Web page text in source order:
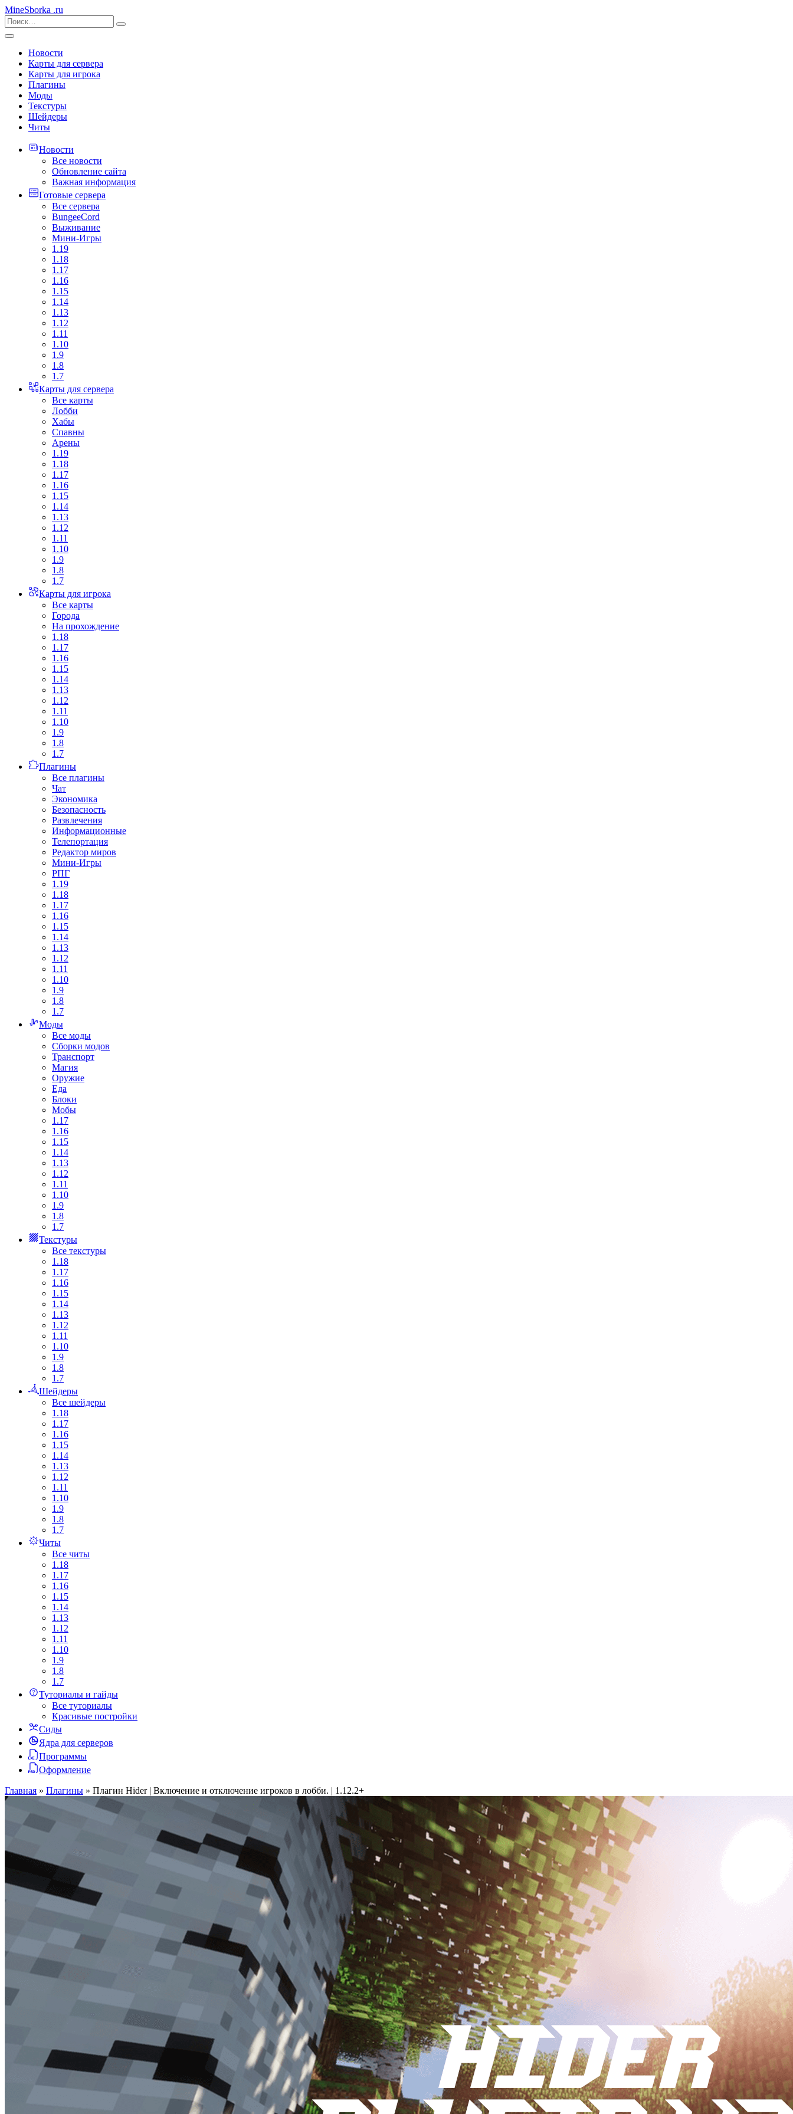
MineSborka .ru
Новости
Карты для сервера
Карты для игрока
Плагины
Моды
Текстуры
Шейдеры
Читы
Новости
Все новости
Обновление сайта
Важная информация
Готовые сервера
Все сервера
BungeeCord
Выживание
Мини-Игры
1.19
1.18
1.17
1.16
1.15
1.14
1.13
1.12
1.11
1.10
1.9
1.8
1.7
Карты для сервера
Все карты
Лобби
Хабы
Спавны
Арены
1.19
1.18
1.17
1.16
1.15
1.14
1.13
1.12
1.11
1.10
1.9
1.8
1.7
Карты для игрока
Все карты
Города
На прохождение
1.18
1.17
1.16
1.15
1.14
1.13
1.12
1.11
1.10
1.9
1.8
1.7
Плагины
Все плагины
Чат
Экономика
Безопасность
Развлечения
Информационные
Телепортация
Редактор миров
Мини-Игры
РПГ
1.19
1.18
1.17
1.16
1.15
1.14
1.13
1.12
1.11
1.10
1.9
1.8
1.7
Моды
Все моды
Сборки модов
Транспорт
Магия
Оружие
Еда
Блоки
Мобы
1.17
1.16
1.15
1.14
1.13
1.12
1.11
1.10
1.9
1.8
1.7
Текстуры
Все текстуры
1.18
1.17
1.16
1.15
1.14
1.13
1.12
1.11
1.10
1.9
1.8
1.7
Шейдеры
Все шейдеры
1.18
1.17
1.16
1.15
1.14
1.13
1.12
1.11
1.10
1.9
1.8
1.7
Читы
Все читы
1.18
1.17
1.16
1.15
1.14
1.13
1.12
1.11
1.10
1.9
1.8
1.7
Туториалы и гайды
Все туториалы
Красивые постройки
Сиды
Ядра для серверов
Программы
Оформление
Главная » Плагины » Плагин Hider | Включение и отключение игроков в лобби. | 1.12.2+